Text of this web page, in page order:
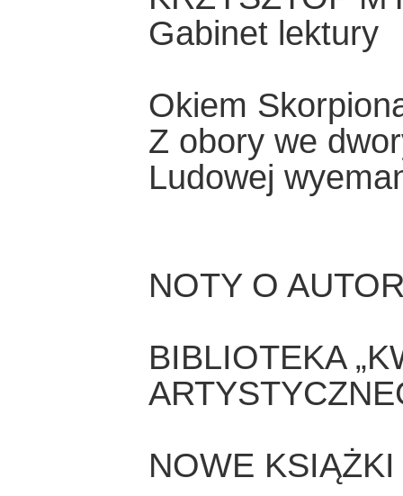
Gabinet lektury
Okiem
Z obory we
Ludowej
NOTY O
BIBLIOTEKA
NOWE KSIĄŻKI